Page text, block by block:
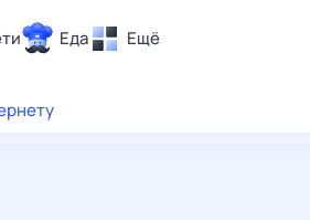
Еда Ещё